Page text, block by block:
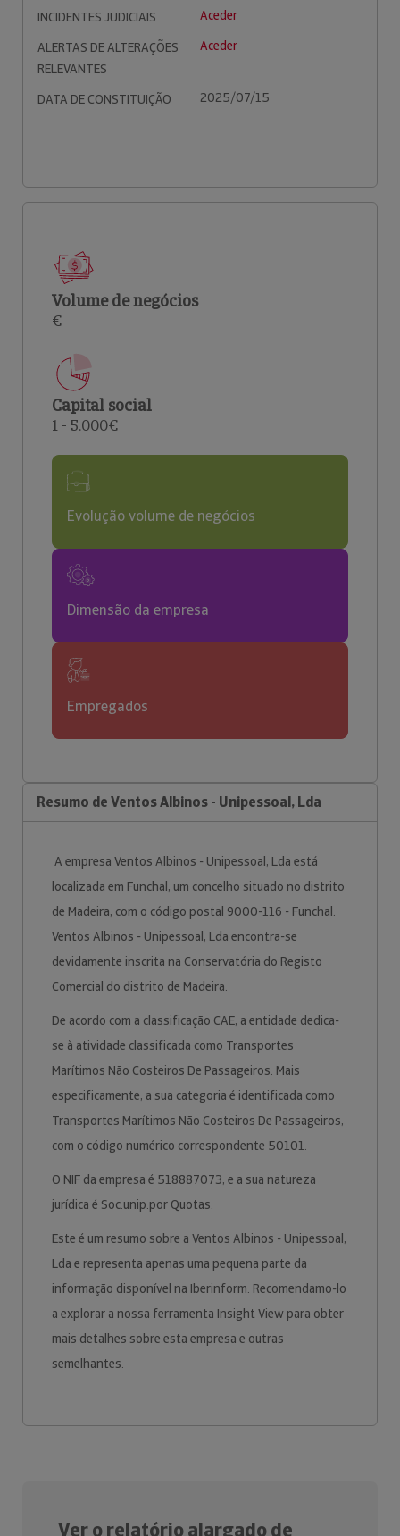
INCIDENTES JUDICIAIS
Aceder
ALERTAS DE ALTERAÇÕES
RELEVANTES
Aceder
DATA DE CONSTITUIÇÃO 2025/07/15
Volume de negócios
€
Capital social
1 - 5.000€
Evolução volume de negócios
Dimensão da empresa
Empregados
Resumo de Ventos Albinos - Unipessoal, Lda
A empresa Ventos Albinos - Unipessoal, Lda está
localizada em Funchal, um concelho situado no distrito
de Madeira, com o código postal 9000-116 - Funchal.
Ventos Albinos - Unipessoal, Lda encontra-se
devidamente inscrita na Conservatória do Registo
Comercial do distrito de Madeira.
De acordo com a classificação CAE, a entidade dedica-
se à atividade classificada como Transportes
Marítimos Não Costeiros De Passageiros. Mais
especificamente, a sua categoria é identificada como
Transportes Marítimos Não Costeiros De Passageiros,
com o código numérico correspondente 50101.
O NIF da empresa é 518887073, e a sua natureza
jurídica é Soc.unip.por Quotas.
Este é um resumo sobre a Ventos Albinos - Unipessoal,
Lda e representa apenas uma pequena parte da
informação disponível na Iberinform. Recomendamo-lo
a explorar a nossa ferramenta Insight View para obter
mais detalhes sobre esta empresa e outras
semelhantes.
Ver o relatório alargado de